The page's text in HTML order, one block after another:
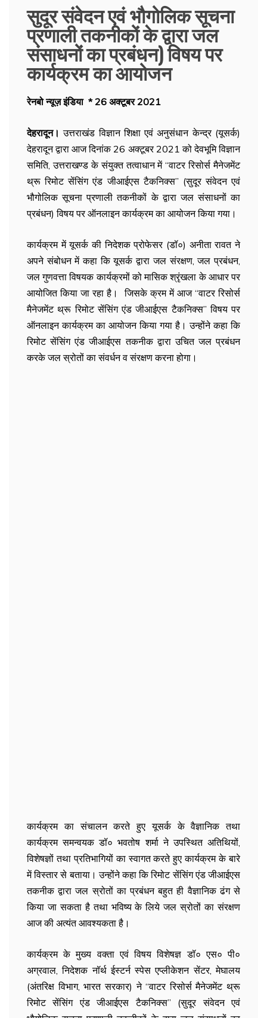
सुदूर संवेदन एवं भौगोलिक सूचना
प्रणाली तकनीकों के द्वारा जल
संसाधनों का प्रबंधन) विषय पर
कार्यक्रम का आयोजन
रेनबो न्यूज़ इंडिया * 26 अक्टूबर 2021
देहरादून। उत्तराखंड विज्ञान शिक्षा एवं अनुसंधान केन्द्र (यूसर्क)
देहरादून द्वारा आज दिनांक 26 अक्टूबर 2021 को देवभूमि विज्ञान
समिति, उत्तराखण्ड के संयुक्त तत्वाधान में ‘‘वाटर रिसोर्स मैनेजमेंट
थ्रू रिमोट सेंसिंग एंड जीआईएस टैकनिक्स’’ (सुदूर संवेदन एवं
भौगोलिक सूचना प्रणाली तकनीकों के द्वारा जल संसाधनों का
प्रबंधन) विषय पर ऑनलाइन कार्यक्रम का आयोजन किया गया।
कार्यक्रम में यूसर्क की निदेशक प्रोफेसर (डॉ०) अनीता रावत ने
अपने संबोधन में कहा कि यूसर्क द्वारा जल संरक्षण, जल प्रबंधन,
जल गुणवत्ता विषयक कार्यक्रमों को मासिक श्रृंखला के आधार पर
आयोजित किया जा रहा है। जिसके क्रम में आज ‘‘वाटर रिसोर्स
मैनेजमेंट थ्रू रिमोट सेंसिंग एंड जीआईएस टैकनिक्स’’ विषय पर
ऑनलाइन कार्यक्रम का आयोजन किया गया है। उन्होंने कहा कि
रिमोट सेंसिंग एंड जीआईएस तकनीक द्वारा उचित जल प्रबंधन
करके जल स्रोतों का संवर्धन व संरक्षण करना होगा।
कार्यक्रम का संचालन करते हुए यूसर्क के वैज्ञानिक तथा
कार्यक्रम समन्वयक डॉ० भवतोष शर्मा ने उपस्थित अतिथियों,
विशेषज्ञों तथा प्रतिभागियों का स्वागत करते हुए कार्यक्रम के बारे
में विस्तार से बताया। उन्होंने कहा कि रिमोट सेंसिंग एंड जीआईएस
तकनीक द्वारा जल स्रोतों का प्रबंधन बहुत ही वैज्ञानिक ढंग से
किया जा सकता है तथा भविष्य के लिये जल स्रोतों का संरक्षण
आज की अत्यंत आवश्यकता है।
कार्यक्रम के मुख्य वक्ता एवं विषय विशेषज्ञ डॉ० एस० पी०
अग्रवाल, निदेशक नॉर्थ ईस्टर्न स्पेस एप्लीकेशन सेंटर, मेघालय
(अंतरिक्ष विभाग, भारत सरकार) ने ‘‘वाटर रिसोर्स मैनेजमेंट थ्रू
रिमोट सेंसिंग एंड जीआईएस टैकनिक्स’’ (सुदूर संवेदन एवं